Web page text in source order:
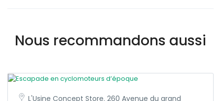
Nous recommandons aussi
L'Usine Concept Store. 260 Avenue du grand